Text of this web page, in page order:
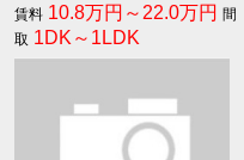
10.8万円～22.0万円
1DK～1LDK